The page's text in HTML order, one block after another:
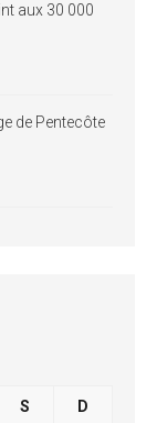
aux 30 000
de Pentecôte
S D